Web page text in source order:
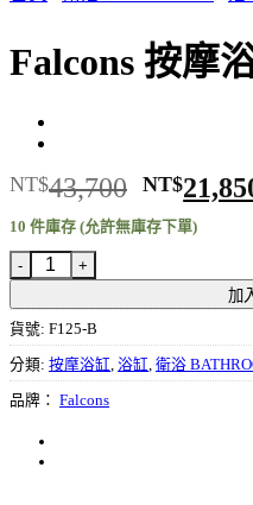
Falcons 按摩
NT$43,700 原
始
價
格：
NT$
10 件庫存 (允許無庫存下單)
Falcons 按摩浴缸 (160cm) 數量
加
貨號: F125-B
分類: 按摩浴缸 , 浴缸 , 衛浴
品牌： Falcons